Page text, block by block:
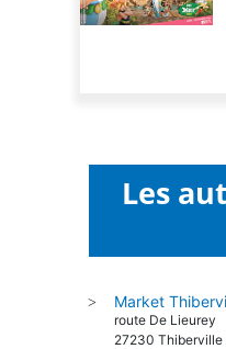
Les
> Market
route De Lieurey
27230 Thiberville